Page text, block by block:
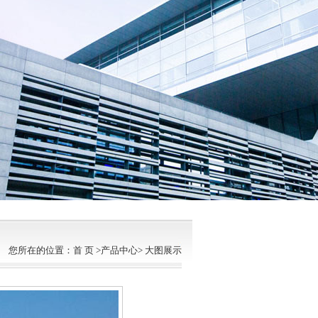
您所在的位置：首 页 >产品中心> 大图展示